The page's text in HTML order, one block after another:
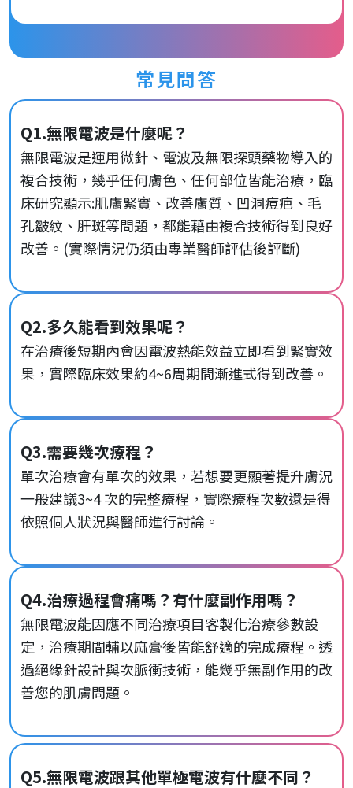
常見問答
Q1.無限電波是什麼呢？
無限電波是運用微針、電波及無限探頭藥物導入的
複合技術，幾乎任何膚色、任何部位皆能治療，臨
床研究顯示:肌膚緊實、改善膚質、凹洞痘疤、毛
孔皺紋、肝斑等問題，都能藉由複合技術得到良好
改善。(實際情況仍須由專業醫師評估後評斷)
Q2.多久能看到效果呢？
在治療後短期內會因電波熱能效益立即看到緊實效
果，實際臨床效果約4~6周期間漸進式得到改善。
Q3.需要幾次療程？
單次治療會有單次的效果，若想要更顯著提升膚況
一般建議3~4 次的完整療程，實際療程次數還是得
依照個人狀況與醫師進行討論。
Q4.治療過程會痛嗎？有什麼副作用嗎？
無限電波能因應不同治療項目客製化治療參數設
定，治療期間輔以麻膏後皆能舒適的完成療程。透
過絕緣針設計與次脈衝技術，能幾乎無副作用的改
善您的肌膚問題。
Q5.無限電波跟其他單極電波有什麼不同？